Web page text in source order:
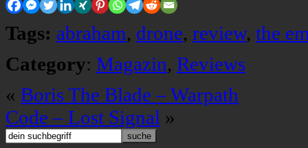
Tags: abraham, drone, review, the
Category: Magazin, Reviews
« Boris The Blade – Warpath
Code – Lost Signal »